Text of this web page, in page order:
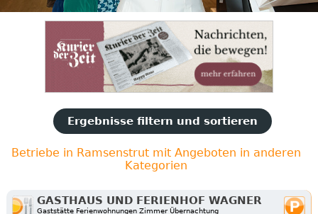
Ergebnisse filtern und sortieren
Betriebe in Ramsenstrut mit Angeboten in anderen
Kategorien
GASTHAUS UND FERIENHOF WAGNER
Gaststätte Ferienwohnungen Zimmer Übernachtung